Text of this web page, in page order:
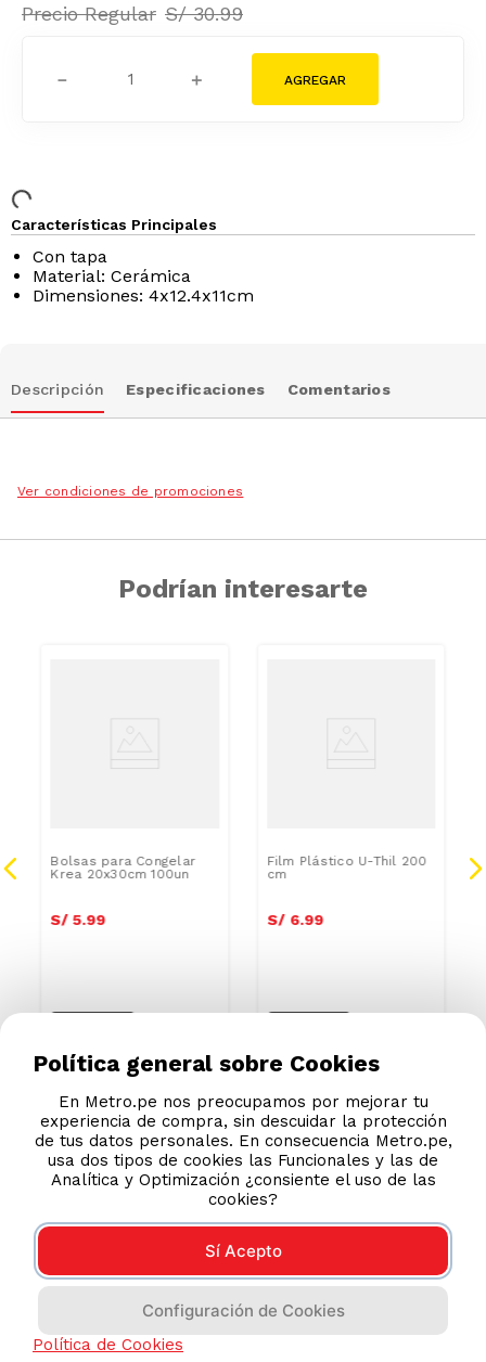
S/ 30.99
＋
－
Características Principales
Con tapa
Material: Cerámica
Dimensiones: 4x12.4x11cm
Descripción Especificaciones Comentarios
Ver condiciones de promociones
Podrían interesarte
Bolsas para Congelar
Krea 20x30cm 100un
S/ 5.99
Film Plástico U-Thil 200
cm
S/ 6.99
Política general sobre Cookies
En Metro.pe nos preocupamos por mejorar tu
experiencia de compra, sin descuidar la protección
de tus datos personales. En consecuencia Metro.pe,
usa dos tipos de cookies las Funcionales y las de
Analítica y Optimización ¿consiente el uso de las
cookies?
Sí Acepto
Configuración de Cookies
Política de Cookies